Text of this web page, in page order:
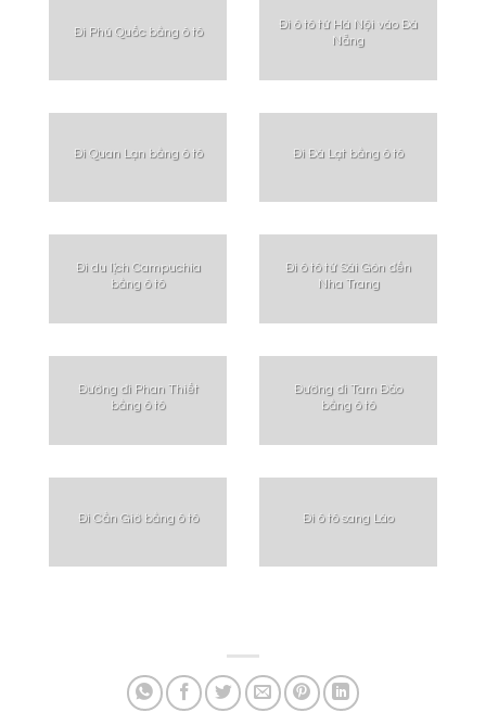
Đi Phú Quốc bằng ô tô
Đi ô tô từ Hà Nội vào Đà
Nẵng
Đi Quan Lạn bằng ô tô Đi Đà Lạt bằng ô tô
Đi du lịch Campuchia
bằng ô tô
Đi ô tô từ Sài Gòn đến
Nha Trang
Đường đi Phan Thiết
bằng ô tô
Đường đi Tam Đảo
bằng ô tô
Đi Cần Giờ bằng ô tô Đi ô tô sang Lào